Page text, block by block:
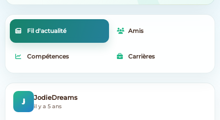
Fil d'actualité Amis
Compétences Carrières
J JodieDreams
il y a 5 ans